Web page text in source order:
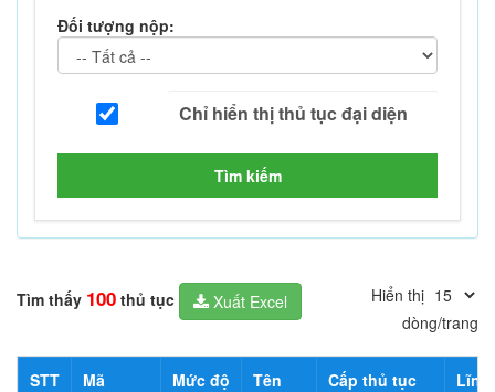
Đối tượng nộp:
Tìm kiếm
Tìm thấy 100 thủ tục Xuất Excel
Hiển thị
dòng/trang
STT
Mã
Mức độ
Tên
Cấp thủ tục
Lĩnh